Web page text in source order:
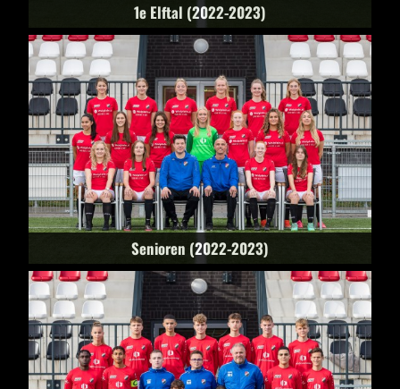
1e Elftal (2022-2023)
Senioren (2022-2023)